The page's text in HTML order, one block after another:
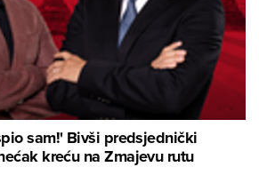
sam!' Bivši predsjednički
kreću na Zmajevu rutu